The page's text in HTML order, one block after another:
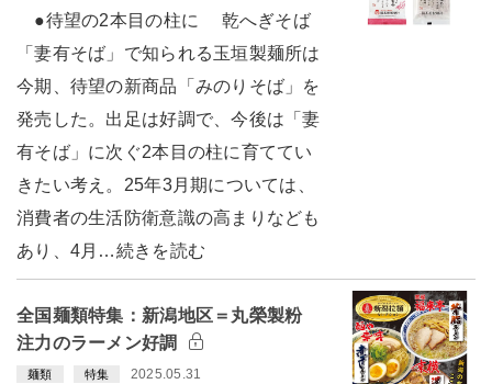
●待望の2本目の柱に 乾へぎそば
「妻有そば」で知られる玉垣製麺所は
今期、待望の新商品「みのりそば」を
発売した。出足は好調で、今後は「妻
有そば」に次ぐ2本目の柱に育ててい
きたい考え。25年3月期については、
消費者の生活防衛意識の高まりなども
あり、4月…続きを読む
全国麺類特集：新潟地区＝丸榮製粉
注力のラーメン好調
麺類 特集 2025.05.31